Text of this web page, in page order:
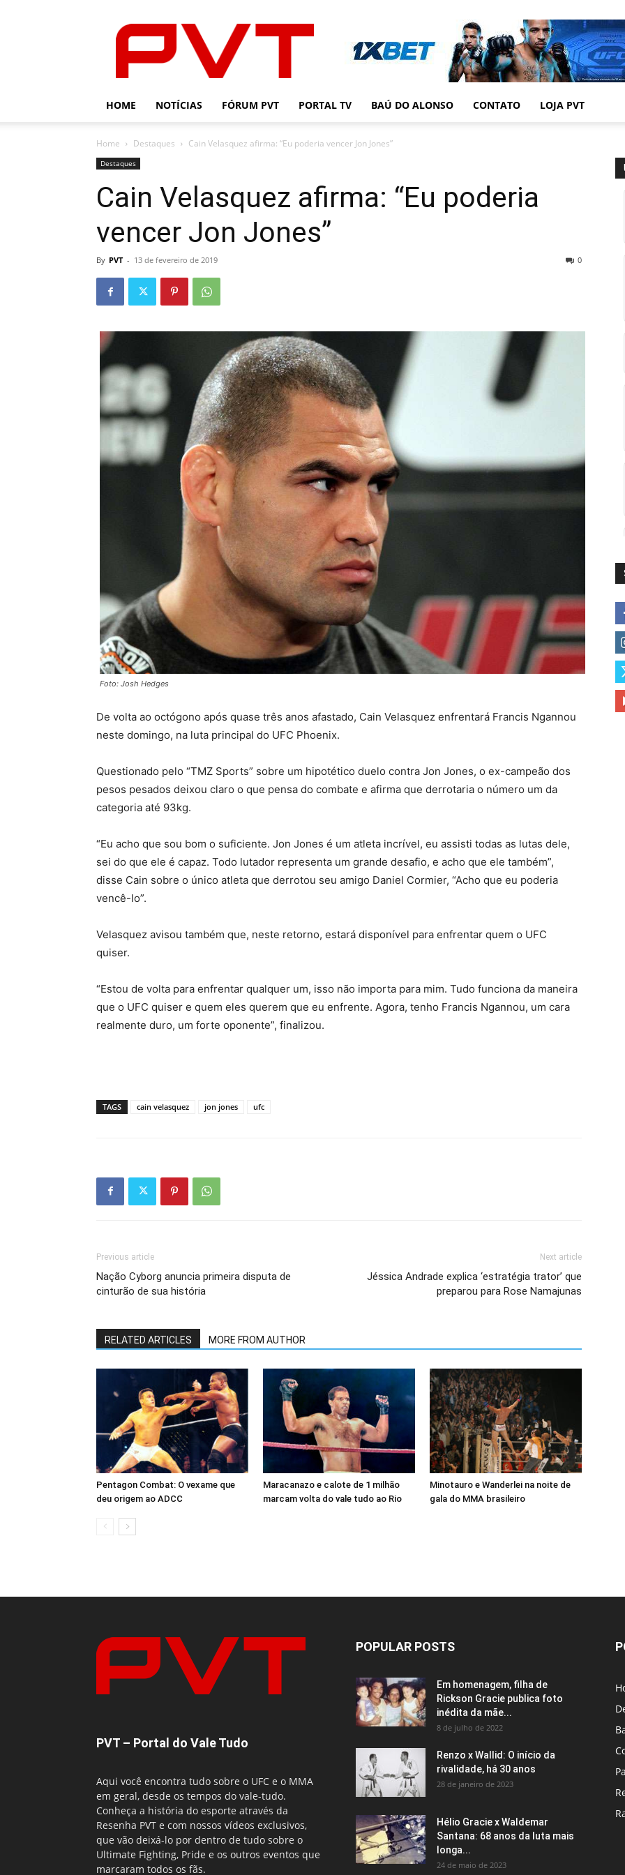
HOME NOTÍCIAS FÓRUM PVT PORTAL TV BAÚ DO ALONSO CONTATO LOJA PVT
Home Destaques Cain Velasquez afirma: “Eu poderia vencer Jon Jones”
Destaques
Cain Velasquez afirma: “Eu poderia
vencer Jon Jones”
By PVT - 13 de fevereiro de 2019 0
Foto: Josh Hedges
De volta ao octógono após quase três anos afastado, Cain Velasquez enfrentará Francis Ngannou
neste domingo, na luta principal do UFC Phoenix.
Questionado pelo “TMZ Sports” sobre um hipotético duelo contra Jon Jones, o ex-campeão dos
pesos pesados deixou claro o que pensa do combate e afirma que derrotaria o número um da
categoria até 93kg.
“Eu acho que sou bom o suficiente. Jon Jones é um atleta incrível, eu assisti todas as lutas dele,
sei do que ele é capaz. Todo lutador representa um grande desafio, e acho que ele também”,
disse Cain sobre o único atleta que derrotou seu amigo Daniel Cormier, “Acho que eu poderia
vencê-lo”.
Velasquez avisou também que, neste retorno, estará disponível para enfrentar quem o UFC
quiser.
“Estou de volta para enfrentar qualquer um, isso não importa para mim. Tudo funciona da maneira
que o UFC quiser e quem eles querem que eu enfrente. Agora, tenho Francis Ngannou, um cara
realmente duro, um forte oponente”, finalizou.
TAGS cain velasquez jon jones ufc
Previous article
Nação Cyborg anuncia primeira disputa de
cinturão de sua história
Next article
Jéssica Andrade explica ‘estratégia trator’ que
preparou para Rose Namajunas
RELATED ARTICLES MORE FROM AUTHOR
Pentagon Combat: O vexame que
deu origem ao ADCC
Maracanazo e calote de 1 milhão
marcam volta do vale tudo ao Rio
Minotauro e Wanderlei na noite de
gala do MMA brasileiro
PVT – Portal do Vale Tudo
Aqui você encontra tudo sobre o UFC e o MMA
em geral, desde os tempos do vale-tudo.
Conheça a história do esporte através da
Resenha PVT e com nossos vídeos exclusivos,
que vão deixá-lo por dentro de tudo sobre o
Ultimate Fighting, Pride e os outros eventos que
marcaram todos os fãs.
POPULAR POSTS
Em homenagem, filha de
Rickson Gracie publica foto
inédita da mãe...
8 de julho de 2022
Renzo x Wallid: O início da
rivalidade, há 30 anos
28 de janeiro de 2023
Hélio Gracie x Waldemar
Santana: 68 anos da luta mais
longa...
24 de maio de 2023